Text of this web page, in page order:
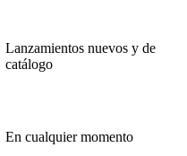
Lanzamientos nuevos y de
catálogo
En cualquier momento